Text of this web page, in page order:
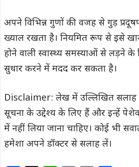
अपने विभिन्न गुणों की वजह से गुड़
ख्याल रखता है। नियमित रूप से इसे
होने वाली स्वास्थ्य समस्याओं से लड़ने के
सुधार करने में मदद कर सकता है।
Disclaimer: लेख में उल्लिखित सलाह
सूचना के उद्देश्य के लिए हैं और इन्हें
में नहीं लिया जाना चाहिए। कोई भी
हमेशा अपने डॉक्टर से सलाह लें।